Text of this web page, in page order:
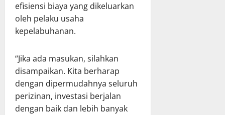
efisiensi biaya yang dikeluarkan
oleh pelaku usaha
kepelabuhanan.
“Jika ada masukan, silahkan
disampaikan. Kita berharap
dengan dipermudahnya seluruh
perizinan, investasi berjalan
dengan baik dan lebih banyak